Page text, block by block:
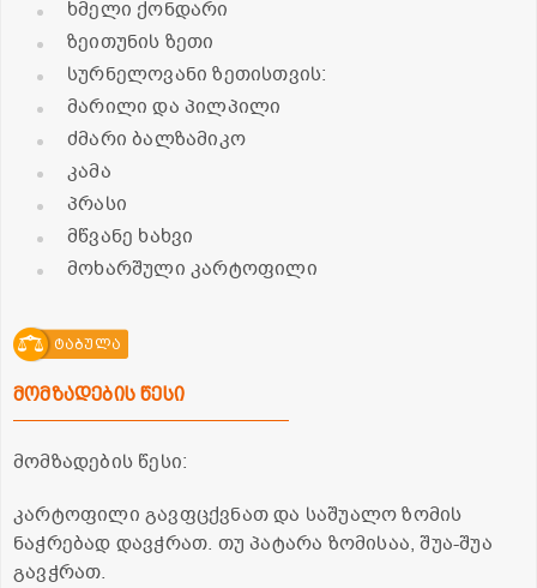
ხმელი ქონდარი
ზეითუნის ზეთი
სურნელოვანი ზეთისთვის:
მარილი და პილპილი
ძმარი ბალზამიკო
კამა
პრასი
მწვანე ხახვი
მოხარშული კარტოფილი
ტაბულა
მომზადების წესი
მომზადების წესი:
კარტოფილი გავფცქვნათ და საშუალო ზომის
ნაჭრებად დავჭრათ. თუ პატარა ზომისაა, შუა-შუა
გავჭრათ.